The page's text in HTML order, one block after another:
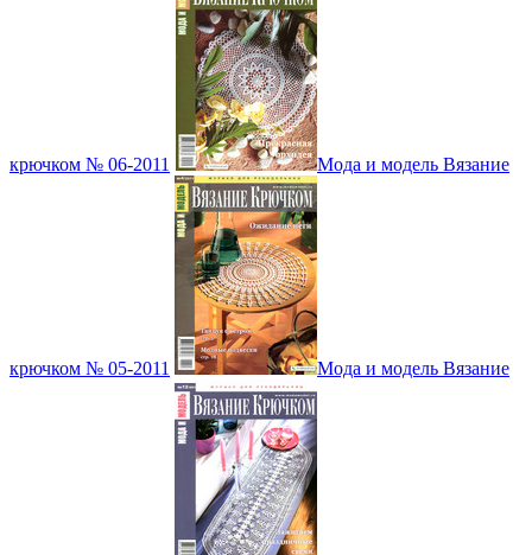
крючком № 06-2011 Мода и модель Вязание
крючком № 05-2011 Мода и модель Вязание